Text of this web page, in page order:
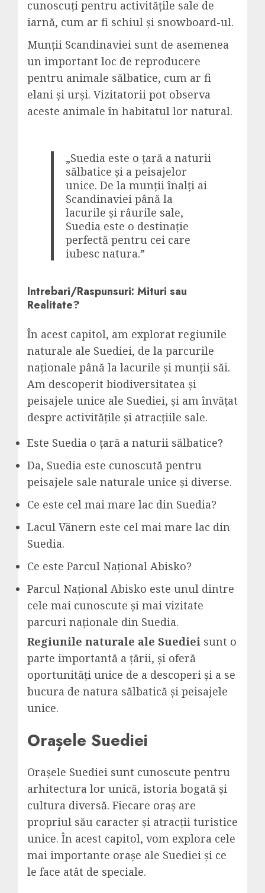
cunoscuți pentru activitățile sale de
iarnă, cum ar fi schiul și snowboard-ul.
Munții Scandinaviei sunt de asemenea
un important loc de reproducere
pentru animale sălbatice, cum ar fi
elani și urși. Vizitatorii pot observa
aceste animale în habitatul lor natural.
„Suedia este o țară a naturii
sălbatice și a peisajelor
unice. De la munții înalți ai
Scandinaviei până la
lacurile și râurile sale,
Suedia este o destinație
perfectă pentru cei care
iubesc natura.”
Intrebari/Raspunsuri: Mituri sau
Realitate?
În acest capitol, am explorat regiunile
naturale ale Suediei, de la parcurile
naționale până la lacurile și munții săi.
Am descoperit biodiversitatea și
peisajele unice ale Suediei, și am învățat
despre activitățile și atracțiile sale.
Este Suedia o țară a naturii sălbatice?
Da, Suedia este cunoscută pentru
peisajele sale naturale unice și diverse.
Ce este cel mai mare lac din Suedia?
Lacul Vänern este cel mai mare lac din
Suedia.
Ce este Parcul Național Abisko?
Parcul Național Abisko este unul dintre
cele mai cunoscute și mai vizitate
parcuri naționale din Suedia.
Regiunile naturale ale Suediei sunt o
parte importantă a țării, și oferă
oportunități unice de a descoperi și a se
bucura de natura sălbatică și peisajele
unice.
Orașele Suediei
Orașele Suediei sunt cunoscute pentru
arhitectura lor unică, istoria bogată și
cultura diversă. Fiecare oraș are
propriul său caracter și atracții turistice
unice. În acest capitol, vom explora cele
mai importante orașe ale Suediei și ce
le face atât de speciale.